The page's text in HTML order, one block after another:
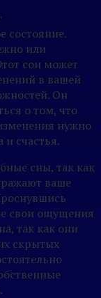
состояние.
или
сон может
в вашей
Он
о том, что
нужно
счастья.
сны, так как
ваше
свои ощущения
так как они
скрытых